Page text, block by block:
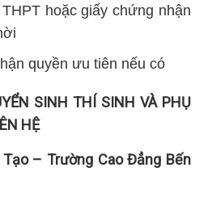
hoặc giấy chứng nhận
quyền ưu tiên nếu có
SINH THÍ SINH VÀ PHỤ
HỆ
– Trường Cao Đẳng Bến